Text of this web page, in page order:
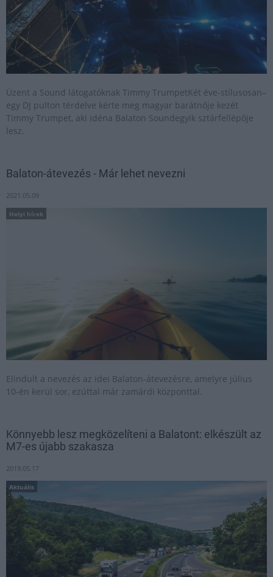
Üzent a Sound látogatóknak Timmy TrumpetKét éve-stílusosan–
egy DJ pulton térdelve kérte meg magyar barátnője kezét
Timmy Trumpet, aki idéna Balaton Soundegyik sztárfellépője
lesz.
Balaton-átevezés - Már lehet nevezni
2021.05.09
Helyi hírek
Elindult a nevezés az idei Balaton-átevezésre, amelyre július
10-én kerül sor, ezúttal már zamárdi központtal.
Könnyebb lesz megközelíteni a Balatont: elkészült az
M7-es újabb szakasza
2019.05.17
Aktuális